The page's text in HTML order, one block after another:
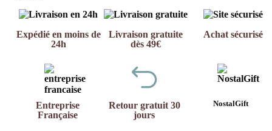
Expédié en moins de
24h
Livraison gratuite
dès 49€
Achat sécurisé
Entreprise
Française
Retour gratuit 30
jours
NostalGift